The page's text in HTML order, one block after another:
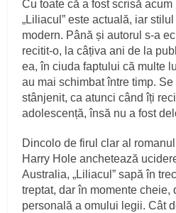
Cu toate că a fost scrisă
„Liliacul” este actuală, iar
modern. Până și autorul s-a
recitit-o, la câțiva ani de la
ea, în ciuda faptului că multe
au mai schimbat între timp.
stânjenit, ca atunci când îți
adolescență, însă nu a fost
Dincolo de firul clar al
Harry Hole anchetează
Australia, „Liliacul” sapă în
treptat, dar în momente cheie,
personală a omului legii. Cât